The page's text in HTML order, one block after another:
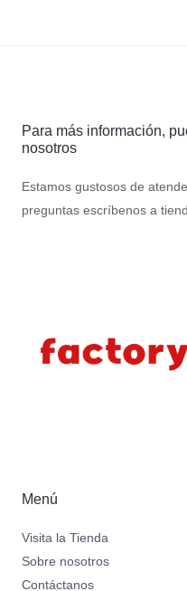
Para más información,
nosotros
Estamos gustosos de
preguntas escríbenos a
Menú
Visita la Tienda
Sobre nosotros
Contáctanos